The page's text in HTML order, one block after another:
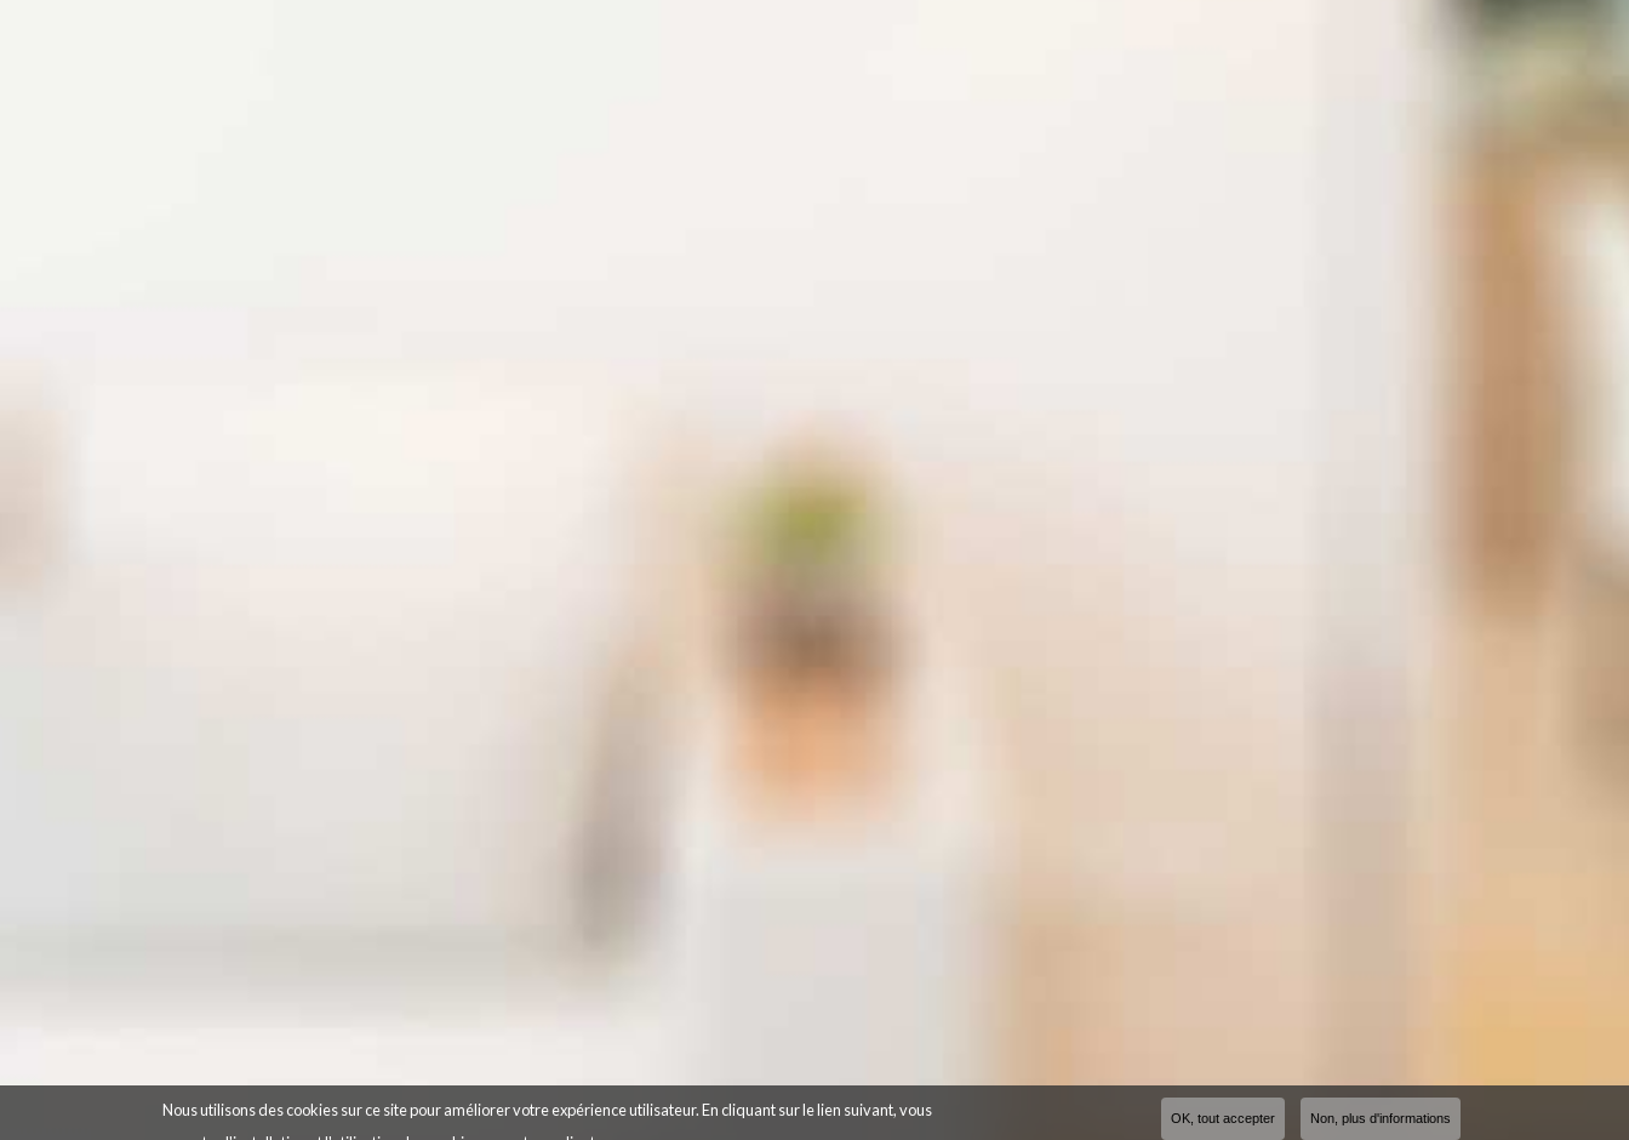
Nous utilisons des cookies sur ce site pour améliorer votre expérience utilisateur. En cliquant sur le lien suivant, vous
OK, tout accepter Non, plus d'informations